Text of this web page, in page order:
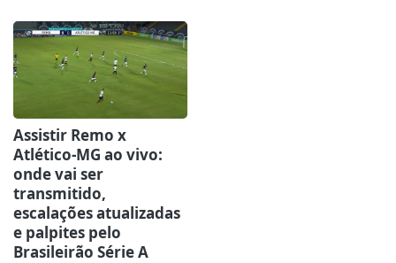
Assistir Remo x
Atlético-MG ao vivo:
onde vai ser
transmitido,
escalações atualizadas
e palpites pelo
Brasileirão Série A